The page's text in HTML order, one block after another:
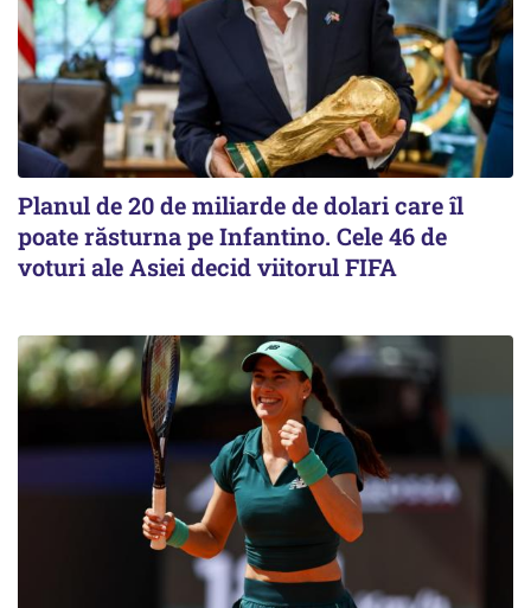
Planul de 20 de miliarde de dolari care îl
poate răsturna pe Infantino. Cele 46 de
voturi ale Asiei decid viitorul FIFA